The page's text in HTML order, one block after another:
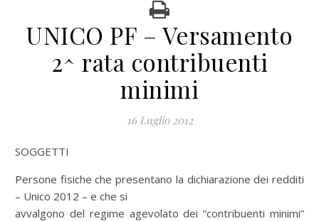
UNICO PF – Versamento
2^ rata contribuenti
minimi
16 Luglio 2012
SOGGETTI
Persone fisiche che presentano la dichiarazione dei redditi
– Unico 2012 – e che si
avvalgono del regime agevolato dei “contribuenti minimi”